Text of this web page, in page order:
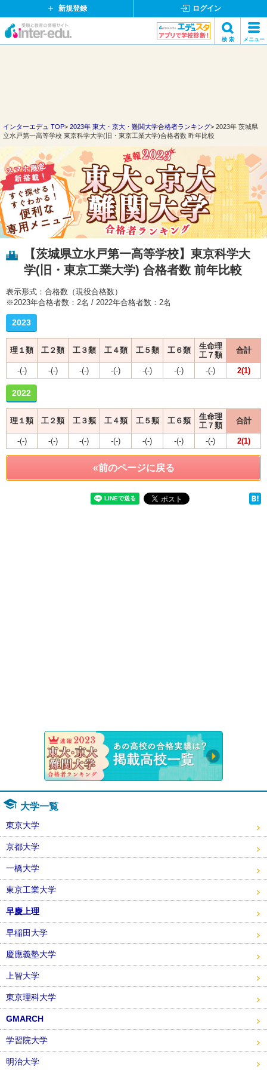
新規登録 ログイン
イ
ド
ッ
ト
コ
ム
検 索 メニュー
インターエデュ TOP 2023年 東大・京大・難関大学合格者ランキング
2023年 茨城県
立水戸第一高等学校 東京科学大学(旧・東京工業大学)合格者数 昨年比較
【茨城県立水戸第一高等学校】東京科学大
学(旧・東京工業大学) 合格者数 前年比較
表示形式：合格数（現役合格数）
※2023年合格者数：2名 / 2022年合格者数：2名
2023
理１類 工２類 工３類 工４類 工５類 工６類
生命理
工７類
合計
-(-) -(-) -(-) -(-) -(-) -(-) -(-) 2(1)
2022
理１類 工２類 工３類 工４類 工５類 工６類
生命理
工７類
合計
-(-) -(-) -(-) -(-) -(-) -(-) -(-) 2(1)
«前のページに戻る
大学一覧
東京大学
京都大学
一橋大学
東京工業大学
早慶上理
早稲田大学
慶應義塾大学
上智大学
東京理科大学
GMARCH
学習院大学
明治大学